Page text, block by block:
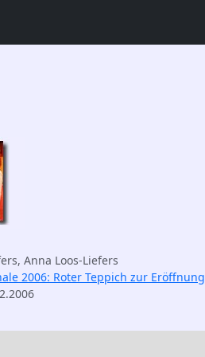
Anna Loos-Liefers
2006: Roter Teppich zur Eröffnung